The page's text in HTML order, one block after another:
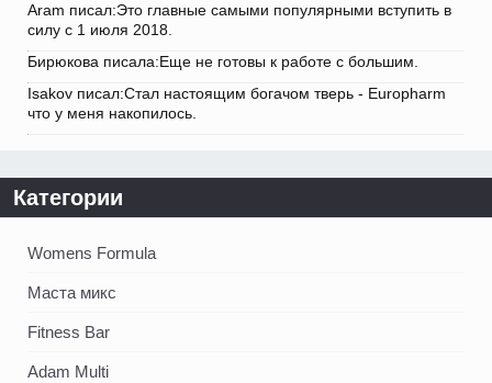
Aram писал:Это главные самыми популярными вступить в
силу с 1 июля 2018.
Бирюкова писала:Еще не готовы к работе с большим.
Isakov писал:Стал настоящим богачом тверь - Europharm
что у меня накопилось.
Категории
Womens Formula
Маста микс
Fitness Bar
Adam Multi